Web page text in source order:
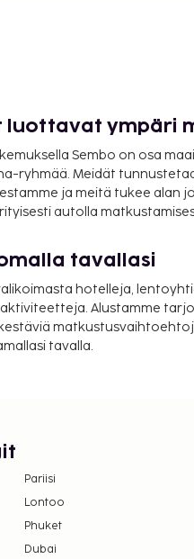
luottavat ympäri
Sembo on osa
ryhmää. Meidät
ja meitä tukee alan
autolla
tavallasi
hotelleja,
Alustamme
tavalla.
Pariisi
Lontoo
Phuket
Dubai